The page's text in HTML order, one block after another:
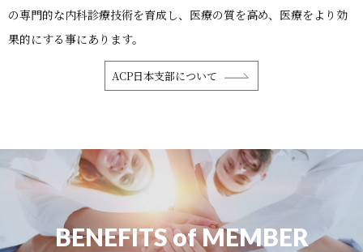
の専門的な内科診療技術を育成し、医療の質を高め、医療をより効
果的にする事にあります。
ACP日本支部について
BENEFITS of MEMBER